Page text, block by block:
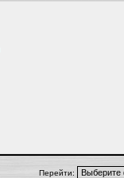
Перейти: